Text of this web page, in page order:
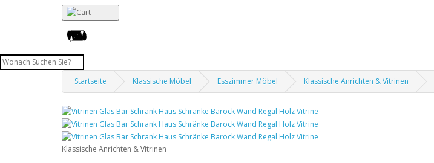
Startseite Klassische Möbel Esszimmer Möbel Klassische Anrichten & Vitrinen
Klassische Anrichten & Vitrinen